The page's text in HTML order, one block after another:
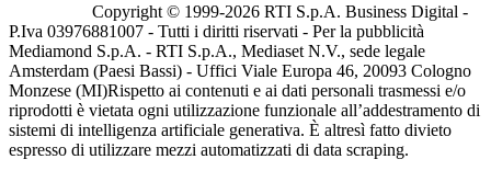
Copyright © 1999-2026 RTI S.p.A. Business Digital -
P.Iva 03976881007 - Tutti i diritti riservati - Per la pubblicità
Mediamond S.p.A. - RTI S.p.A., Mediaset N.V., sede legale
Amsterdam (Paesi Bassi) - Uffici Viale Europa 46, 20093 Cologno
Monzese (MI)Rispetto ai contenuti e ai dati personali trasmessi e/o
riprodotti è vietata ogni utilizzazione funzionale all’addestramento di
sistemi di intelligenza artificiale generativa. È altresì fatto divieto
espresso di utilizzare mezzi automatizzati di data scraping.